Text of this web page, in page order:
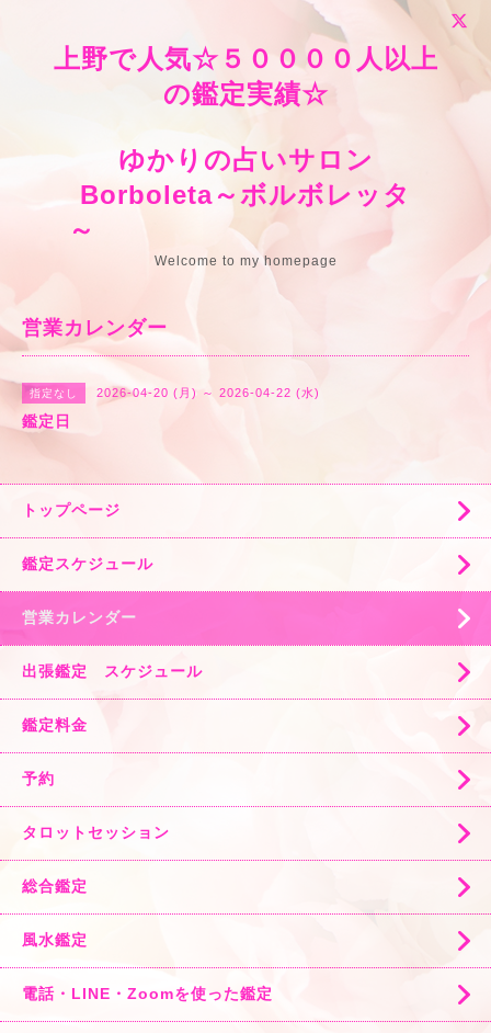
上野で人気☆５００００人以上
の鑑定実績☆
ゆかりの占いサロン
Borboleta～ボルボレッタ
～
Welcome to my homepage
営業カレンダー
指定なし 2026-04-20 (月) ～ 2026-04-22 (水)
鑑定日
トップページ
鑑定スケジュール
営業カレンダー
出張鑑定 スケジュール
鑑定料金
予約
タロットセッション
総合鑑定
風水鑑定
電話・LINE・Zoomを使った鑑定